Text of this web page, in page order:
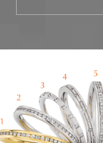
SCHMUCKRINGE